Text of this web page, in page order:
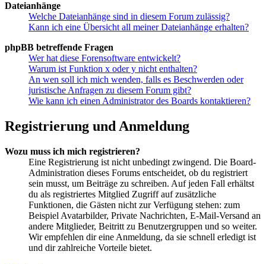
Dateianhänge
Welche Dateianhänge sind in diesem Forum zulässig?
Kann ich eine Übersicht all meiner Dateianhänge erhalten?
phpBB betreffende Fragen
Wer hat diese Forensoftware entwickelt?
Warum ist Funktion x oder y nicht enthalten?
An wen soll ich mich wenden, falls es Beschwerden oder
juristische Anfragen zu diesem Forum gibt?
Wie kann ich einen Administrator des Boards kontaktieren?
Registrierung und Anmeldung
Wozu muss ich mich registrieren?
Eine Registrierung ist nicht unbedingt zwingend. Die Board-
Administration dieses Forums entscheidet, ob du registriert
sein musst, um Beiträge zu schreiben. Auf jeden Fall erhältst
du als registriertes Mitglied Zugriff auf zusätzliche
Funktionen, die Gästen nicht zur Verfügung stehen: zum
Beispiel Avatarbilder, Private Nachrichten, E-Mail-Versand an
andere Mitglieder, Beitritt zu Benutzergruppen und so weiter.
Wir empfehlen dir eine Anmeldung, da sie schnell erledigt ist
und dir zahlreiche Vorteile bietet.